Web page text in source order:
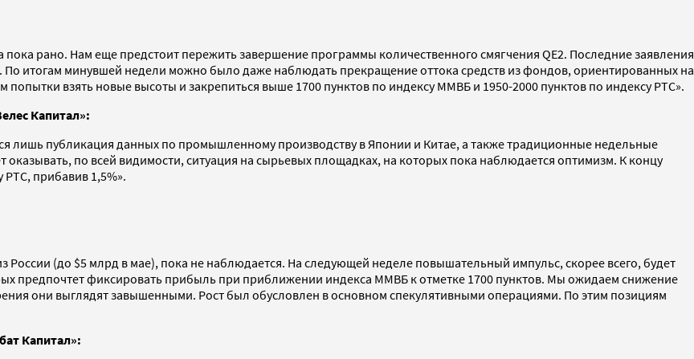
рано. Нам еще предстоит пережить завершение программы количественного смягчения QE2. Последние заявления
итогам минувшей недели можно было даже наблюдать прекращение оттока средств из фондов, ориентированных на
взять новые высоты и закрепиться выше 1700 пунктов по индексу ММВБ и 1950-2000 пунктов по индексу РТС».
Капитал»:
лишь публикация данных по промышленному производству в Японии и Китае, а также традиционные недельные
по всей видимости, ситуация на сырьевых площадках, на которых пока наблюдается оптимизм. К концу
РТС, прибавив 1,5%».
(до $5 млрд в мае), пока не наблюдается. На следующей неделе повышательный импульс, скорее всего, будет
предпочтет фиксировать прибыль при приближении индекса ММВБ к отметке 1700 пунктов. Мы ожидаем снижение
они выглядят завышенными. Рост был обусловлен в основном спекулятивными операциями. По этим позициям
Капитал»: